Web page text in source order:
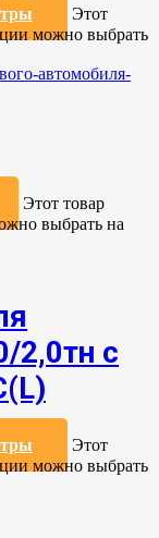
Этот
можно выбрать
Этот товар
выбрать на
2,0тн с
Этот
можно выбрать